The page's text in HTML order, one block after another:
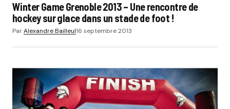
Winter Game Grenoble 2013 – Une rencontre de
hockey sur glace dans un stade de foot !
ParAlexandre Bailleul16 septembre 2013